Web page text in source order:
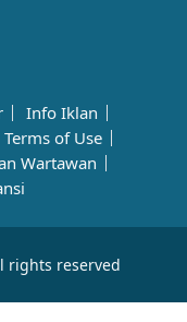
Info Iklan
Terms of Use
Wartawan
rights reserved